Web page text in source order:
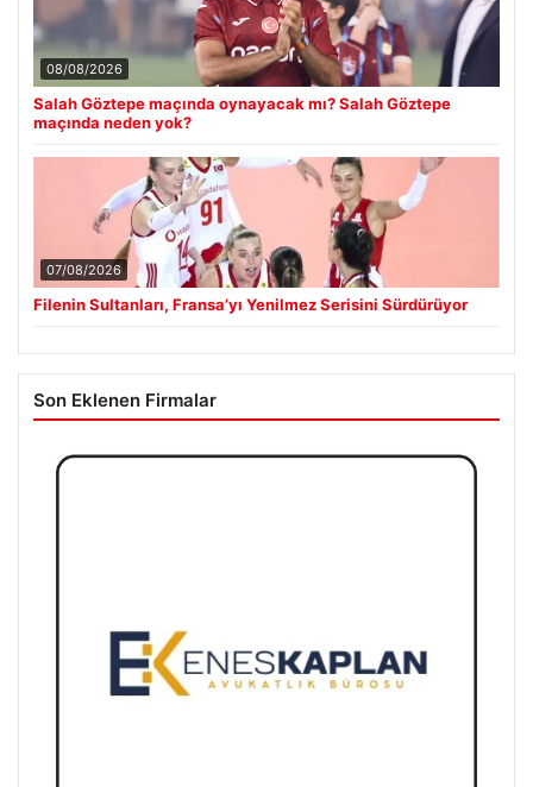
08/08/2026
Salah Göztepe maçında oynayacak mı? Salah Göztepe
maçında neden yok?
07/08/2026
Filenin Sultanları, Fransa’yı Yenilmez Serisini Sürdürüyor
Son Eklenen Firmalar